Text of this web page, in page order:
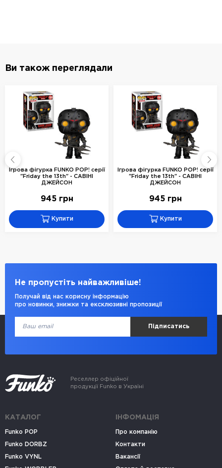
Ви також переглядали
Ігрова фігурка FUNKO POP! серії
"Friday the 13th" - САВІНІ
ДЖЕЙСОН
945 грн
Купити
Ігрова фігурка FUNKO POP! серії
"Friday the 13th" - САВІНІ
ДЖЕЙСОН
945 грн
Купити
Не пропустіть найважливіше!
Получай від нас корисну інформацію
про новинки, знижки та ексклюзивні пропозиції
Підписатись
Реселлер офіційної
продукції Funko в Україні
КАТАЛОГ
Funko POP
Funko DORBZ
Funko VYNL
ІНФОМАЦІЯ
Про компанію
Контакти
Вакансії